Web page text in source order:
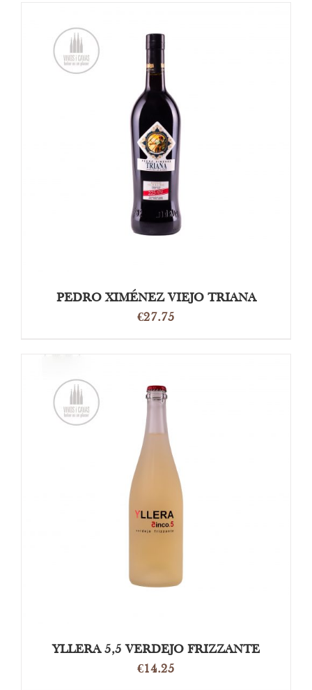
TOEVOEGEN AAN WINKELWAGEN
PEDRO XIMÉNEZ VIEJO TRIANA
€27.75
YLLERA 5,5 VERDEJO FRIZZANTE
€14.25